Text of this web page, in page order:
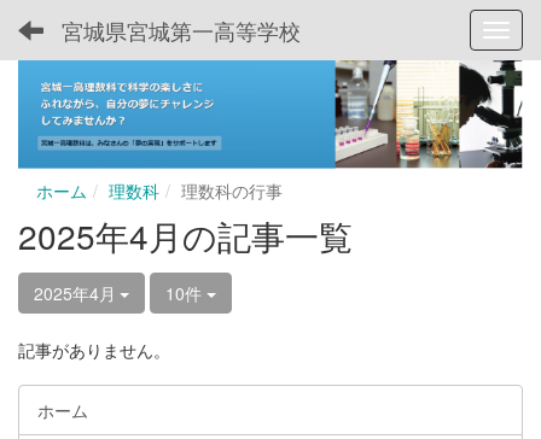
宮城県宮城第一高等学校
ホーム 理数科 理数科の行事
2025年4月の記事一覧
2025年4月 10件
記事がありません。
ホーム